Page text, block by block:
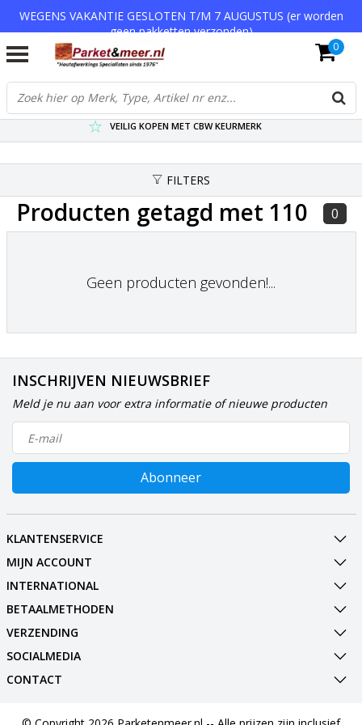
WEGENS VAKANTIE GESLOTEN T/M 7 AUGUSTUS (er worden
geen pakketten verzonden)
VERZENDKOSTEN € 7,95 (GRATIS VA €75,-)
SCHERPSTE PRIJZEN TOT WEL 75% KORTING !
VEILIG KOPEN MET CBW KEURMERK
0
FILTERS
Producten getagd met 110 0
Geen producten gevonden!...
INSCHRIJVEN NIEUWSBRIEF
Meld je nu aan voor extra informatie of nieuwe producten
Abonneer
KLANTENSERVICE
MIJN ACCOUNT
INTERNATIONAL
BETAALMETHODEN
VERZENDING
SOCIALMEDIA
CONTACT